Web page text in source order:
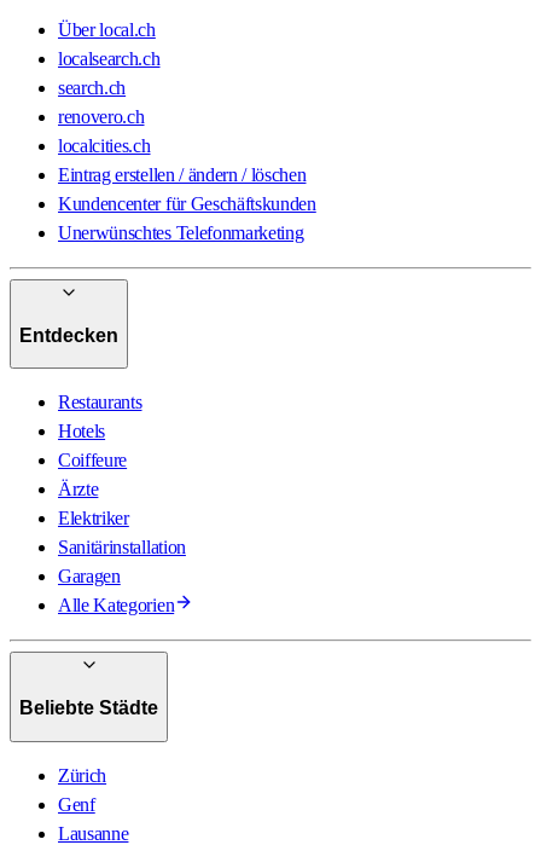
Über local.ch
localsearch.ch
search.ch
renovero.ch
localcities.ch
Eintrag erstellen / ändern / löschen
Kundencenter für Geschäftskunden
Unerwünschtes Telefonmarketing
Entdecken
Restaurants
Hotels
Coiffeure
Ärzte
Elektriker
Sanitärinstallation
Garagen
Alle Kategorien
Beliebte Städte
Zürich
Genf
Lausanne